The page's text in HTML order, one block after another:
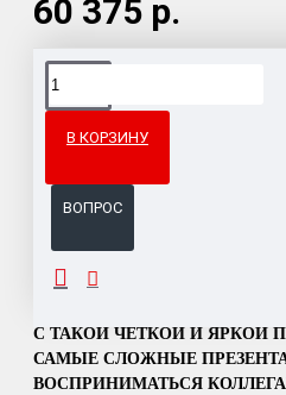
60 375 р.
В КОРЗИНУ
ВОПРОС
Доставка товара по
ОПИСАНИЕ
С ТАКОЙ ЧЕТКОЙ И ЯРКОЙ
САМЫЕ СЛОЖНЫЕ
ВОСПРИНИМАТЬСЯ